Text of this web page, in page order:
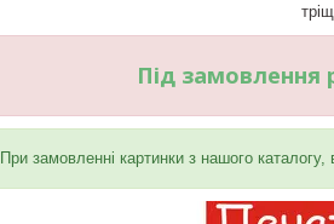
Під замовлення
При замовленні картинки з нашого каталогу,